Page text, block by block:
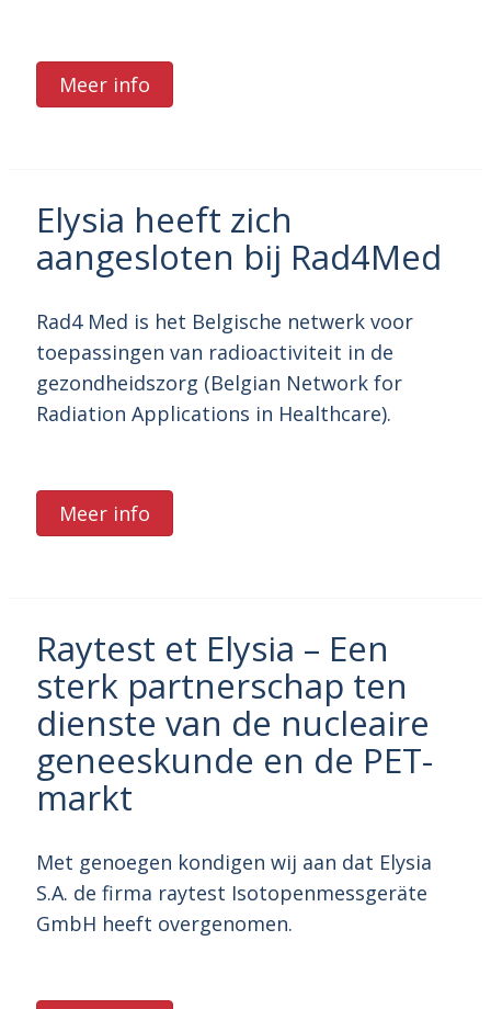
Meer info
Elysia heeft zich
aangesloten bij Rad4Med
Rad4 Med is het Belgische netwerk voor
toepassingen van radioactiviteit in de
gezondheidszorg (Belgian Network for
Radiation Applications in Healthcare).
Meer info
Raytest et Elysia – Een
sterk partnerschap ten
dienste van de nucleaire
geneeskunde en de PET-
markt
Met genoegen kondigen wij aan dat Elysia
S.A. de firma raytest Isotopenmessgeräte
GmbH heeft overgenomen.